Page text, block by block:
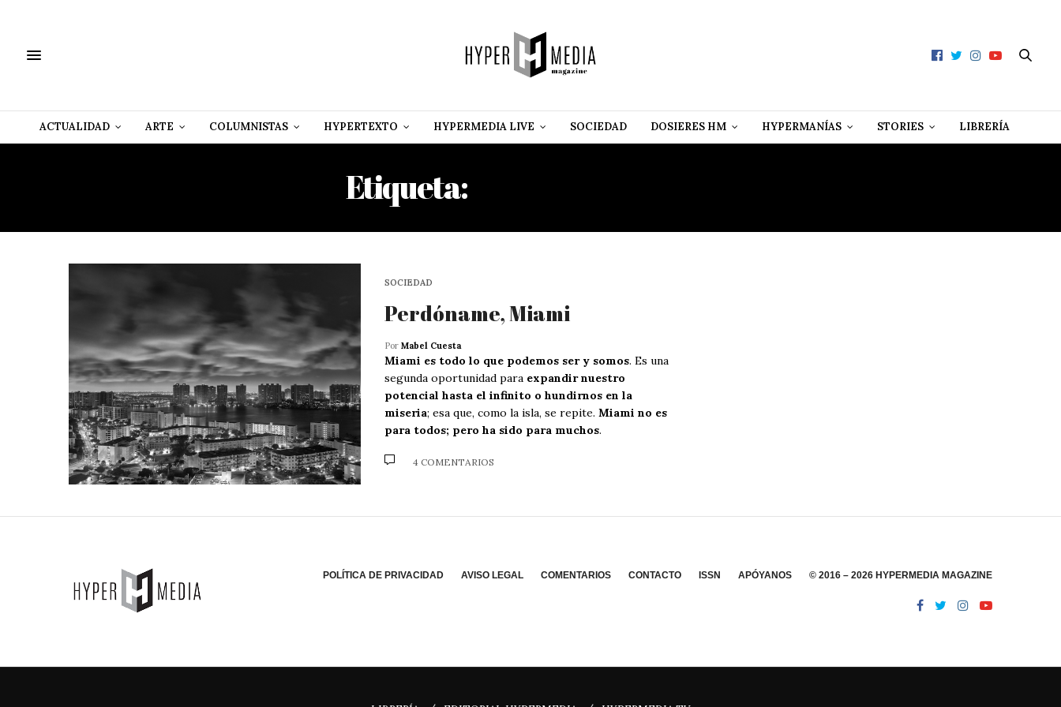
ACTUALIDAD ARTE COLUMNISTAS HYPERTEXTO HYPERMEDIA LIVE SOCIEDAD DOSIERES HM HYPERMANÍAS STORIES LIBRERÍA
Etiqueta:
SOCIEDAD
Perdóname, Miami
Por Mabel Cuesta
Miami es todo lo que podemos ser y somos. Es una
segunda oportunidad para expandir nuestro
potencial hasta el infinito o hundirnos en la
miseria; esa que, como la isla, se repite. Miami no es
para todos; pero ha sido para muchos.
4 COMENTARIOS
POLÍTICA DE PRIVACIDAD AVISO LEGAL COMENTARIOS CONTACTO ISSN APÓYANOS © 2016 – 2026 HYPERMEDIA MAGAZINE